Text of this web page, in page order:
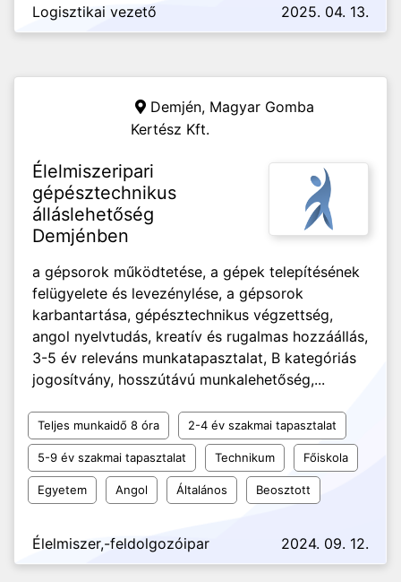
Logisztikai vezető 2025. 04. 13.
Demjén, Magyar Gomba
Kertész Kft.
Élelmiszeripari
gépésztechnikus
álláslehetőség
Demjénben
a gépsorok működtetése, a gépek telepítésének
felügyelete és levezénylése, a gépsorok
karbantartása, gépésztechnikus végzettség,
angol nyelvtudás, kreatív és rugalmas hozzáállás,
3-5 év releváns munkatapasztalat, B kategóriás
jogosítvány, hosszútávú munkalehetőség,...
Teljes munkaidő 8 óra 2-4 év szakmai tapasztalat
5-9 év szakmai tapasztalat Technikum Főiskola
Egyetem Angol Általános Beosztott
Élelmiszer,-feldolgozóipar 2024. 09. 12.